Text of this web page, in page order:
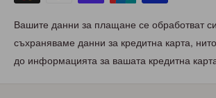
Вашите данни за плащане се обработват
съхраняваме данни за кредитна карта,
до информацията за вашата кредитна